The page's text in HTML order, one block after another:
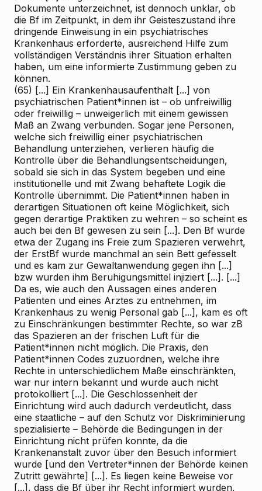
Dokumente unterzeichnet, ist dennoch unklar, ob
die Bf im Zeitpunkt, in dem ihr Geisteszustand ihre
dringende Einweisung in ein psychiatrisches
Krankenhaus erforderte, ausreichend Hilfe zum
vollständigen Verständnis ihrer Situation erhalten
haben, um eine informierte Zustimmung geben zu
können.
(65) [...] Ein Krankenhausaufenthalt [...] von
psychiatrischen Patient*innen ist – ob unfreiwillig
oder freiwillig – unweigerlich mit einem gewissen
Maß an Zwang verbunden. Sogar jene Personen,
welche sich freiwillig einer psychiatrischen
Behandlung unterziehen, verlieren häufig die
Kontrolle über die Behandlungsentscheidungen,
sobald sie sich in das System begeben und eine
institutionelle und mit Zwang behaftete Logik die
Kontrolle übernimmt. Die Patient*innen haben in
derartigen Situationen oft keine Möglichkeit, sich
gegen derartige Praktiken zu wehren – so scheint es
auch bei den Bf gewesen zu sein [...]. Den Bf wurde
etwa der Zugang ins Freie zum Spazieren verwehrt,
der ErstBf wurde manchmal an sein Bett gefesselt
und es kam zur Gewaltanwendung gegen ihn [...]
bzw wurden ihm Beruhigungsmittel injiziert [...]. [...]
Da es, wie auch den Aussagen eines anderen
Patienten und eines Arztes zu entnehmen, im
Krankenhaus zu wenig Personal gab [...], kam es oft
zu Einschränkungen bestimmter Rechte, so war zB
das Spazieren an der frischen Luft für die
Patient*innen nicht möglich. Die Praxis, den
Patient*innen Codes zuzuordnen, welche ihre
Rechte in unterschiedlichem Maße einschränkten,
war nur intern bekannt und wurde auch nicht
protokolliert [...]. Die Geschlossenheit der
Einrichtung wird auch dadurch verdeutlicht, dass
eine staatliche – auf den Schutz vor Diskriminierung
spezialisierte – Behörde die Bedingungen in der
Einrichtung nicht prüfen konnte, da die
Krankenanstalt zuvor über den Besuch informiert
wurde [und den Vertreter*innen der Behörde keinen
Zutritt gewährte] [...]. Es liegen keine Beweise vor
[...], dass die Bf über ihr Recht informiert wurden,